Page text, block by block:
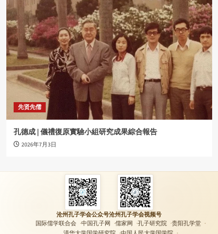
先贤先儒
孔德成 | 儀禮復原實驗小組研究成果綜合報告
2026年7月3日
沧州孔子学会公众号沧州孔子学会视频号
国际儒学联合会
中国孔子网 儒家网 孔子研究院
贵阳孔学堂